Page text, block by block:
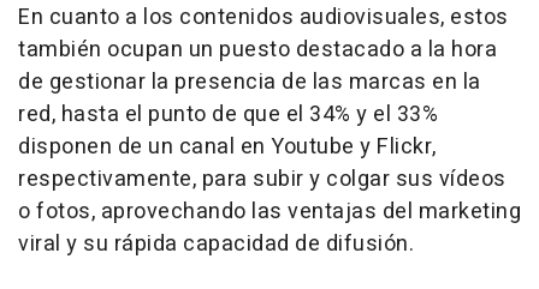
En cuanto a los contenidos audiovisuales, estos
también ocupan un puesto destacado a la hora
de gestionar la presencia de las marcas en la
red, hasta el punto de que el 34% y el 33%
disponen de un canal en Youtube y Flickr,
respectivamente, para subir y colgar sus vídeos
o fotos, aprovechando las ventajas del marketing
viral y su rápida capacidad de difusión.